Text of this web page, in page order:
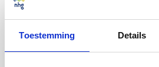
Toestemming Details
geldverstrekker of financieel adviseur.
De stichting sluit iedere
van het gebruik van de informatie op